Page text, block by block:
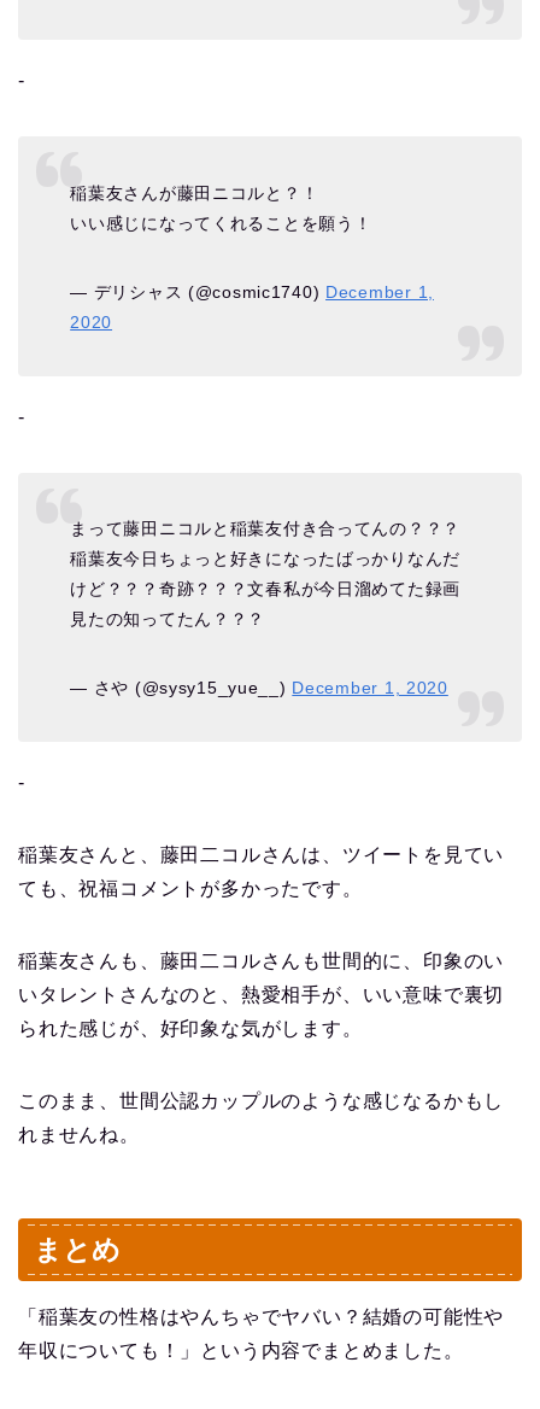
‐
稲葉友さんが藤田ニコルと？！
いい感じになってくれることを願う！
— デリシャス (@cosmic1740) December 1,
2020
‐
まって藤田ニコルと稲葉友付き合ってんの？？？
稲葉友今日ちょっと好きになったばっかりなんだ
けど？？？奇跡？？？文春私が今日溜めてた録画
見たの知ってたん？？？
— さや (@sysy15_yue__) December 1, 2020
‐
稲葉友さんと、藤田二コルさんは、ツイートを見てい
ても、祝福コメントが多かったです。
稲葉友さんも、藤田二コルさんも世間的に、印象のい
いタレントさんなのと、熱愛相手が、いい意味で裏切
られた感じが、好印象な気がします。
このまま、世間公認カップルのような感じなるかもし
れませんね。
まとめ
「稲葉友の性格はやんちゃでヤバい？結婚の可能性や
年収についても！」という内容でまとめました。